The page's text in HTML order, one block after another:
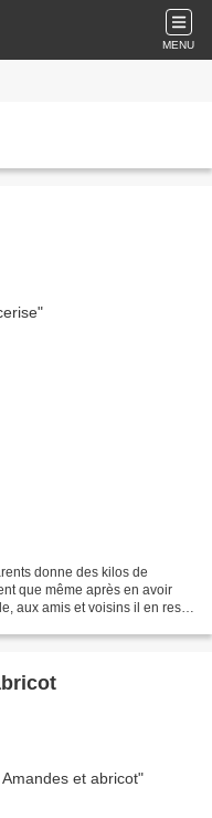
MENU
donne des kilos de
que même après en avoir
aux amis et voisins il en reste